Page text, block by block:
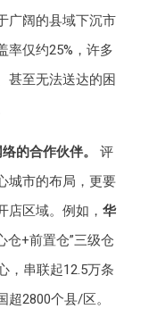
广阔的县域下沉市
率仅约25%，许多
甚至无法送达的困
的合作伙伴。
评
城市的布局，更要
店区域。例如，华
仓+前置仓”三级仓
，串联起12.5万条
2800个县/区。